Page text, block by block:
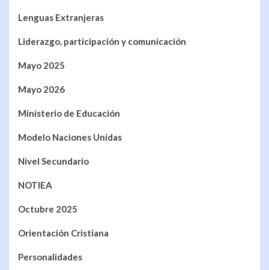
Lenguas Extranjeras
Liderazgo, participación y comunicación
Mayo 2025
Mayo 2026
Ministerio de Educación
Modelo Naciones Unidas
Nivel Secundario
NOTIEA
Octubre 2025
Orientación Cristiana
Personalidades